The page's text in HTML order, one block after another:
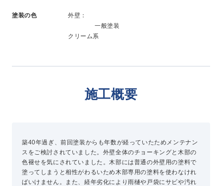
新卒採用
ニュース
お問い合わせ
資料請求
簡単Web見積もり（無料）
塗装の色
外壁：
一般塗装
クリーム系
施工概要
築40年過ぎ、前回塗装からも年数が経っていたためメンテナン
スをご検討されていました。外壁全体のチョーキングと木部の
色褪せを気にされていました。木部には普通の外壁用の塗料で
塗ってしまうと相性がわるいため木部専用の塗料を使わなけれ
ばいけません。また、経年劣化により雨樋や戸袋にサビや汚れ